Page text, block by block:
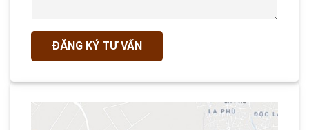
ĐĂNG KÝ TƯ VẤN